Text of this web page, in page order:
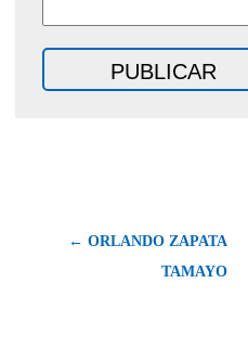
← ORLANDO ZAPATA
TAMAYO